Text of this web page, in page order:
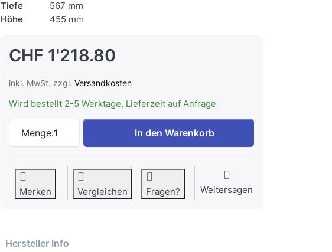
Tiefe
567 mm
Höhe
455 mm
CHF 1'218.80
inkl. MwSt. zzgl. Versandkosten
Wird bestellt 2-5 Werktage, Lieferzeit auf Anfrage
Menge:1
Electrolux EB4GL90KSP Kompakt-Kombi-
In den Warenkorb
Merken Vergleichen Fragen? Weitersagen
Hersteller Info